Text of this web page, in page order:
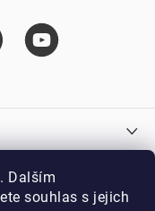
Dalším
souhlas s jejich